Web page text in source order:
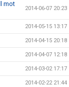
mot
2014-06-07 20:23
2014-05-15 13:17
2014-04-15 20:18
2014-04-07 12:18
2014-03-02 17:17
2014-02-22 21:44